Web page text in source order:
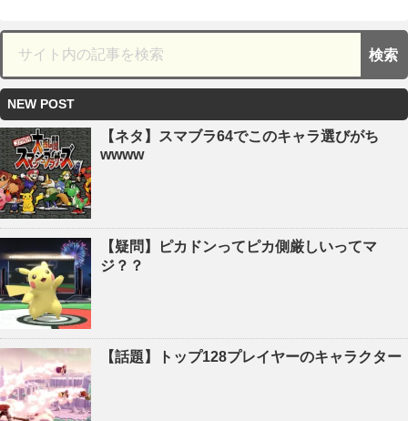
NEW POST
【ネタ】スマブラ64でこのキャラ選びがち
wwww
【疑問】ピカドンってピカ側厳しいってマ
ジ？？
【話題】トップ128プレイヤーのキャラクター